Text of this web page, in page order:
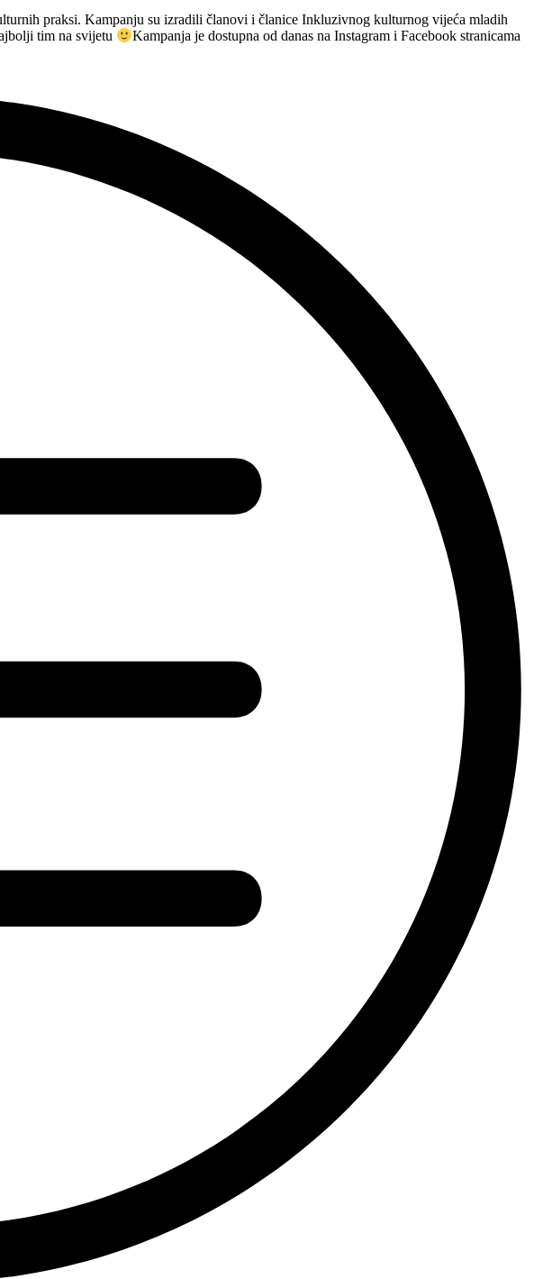
praksi. Kampanju su izradili članovi i članice Inkluzivnog kulturnog vijeća mladih
tim na svijetu
Kampanja je dostupna od danas na Instagram i Facebook stranicama